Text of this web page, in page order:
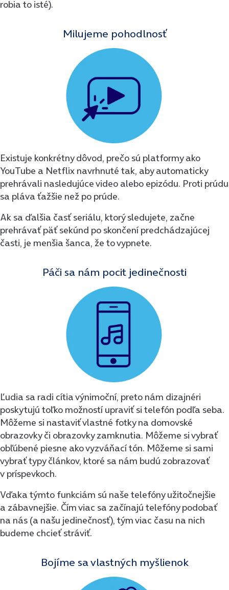
robia to isté).
Milujeme pohodlnosť
Existuje konkrétny dôvod, prečo sú platformy ako
YouTube a Netflix navrhnuté tak, aby automaticky
prehrávali nasledujúce video alebo epizódu. Proti prúdu
sa pláva ťažšie než po prúde.
Ak sa ďalšia časť seriálu, ktorý sledujete, začne
prehrávať päť sekúnd po skončení predchádzajúcej
časti, je menšia šanca, že to vypnete.
Páči sa nám pocit jedinečnosti
Ľudia sa radi cítia výnimoční, preto nám dizajnéri
poskytujú toľko možností upraviť si telefón podľa seba.
Môžeme si nastaviť vlastné fotky na domovské
obrazovky či obrazovky zamknutia. Môžeme si vybrať
obľúbené piesne ako vyzváňací tón. Môžeme si sami
vybrať typy článkov, ktoré sa nám budú zobrazovať
v príspevkoch.
Vďaka týmto funkciám sú naše telefóny užitočnejšie
a zábavnejšie. Čím viac sa začínajú telefóny podobať
na nás (a našu jedinečnosť), tým viac času na nich
budeme chcieť stráviť.
Bojíme sa vlastných myšlienok